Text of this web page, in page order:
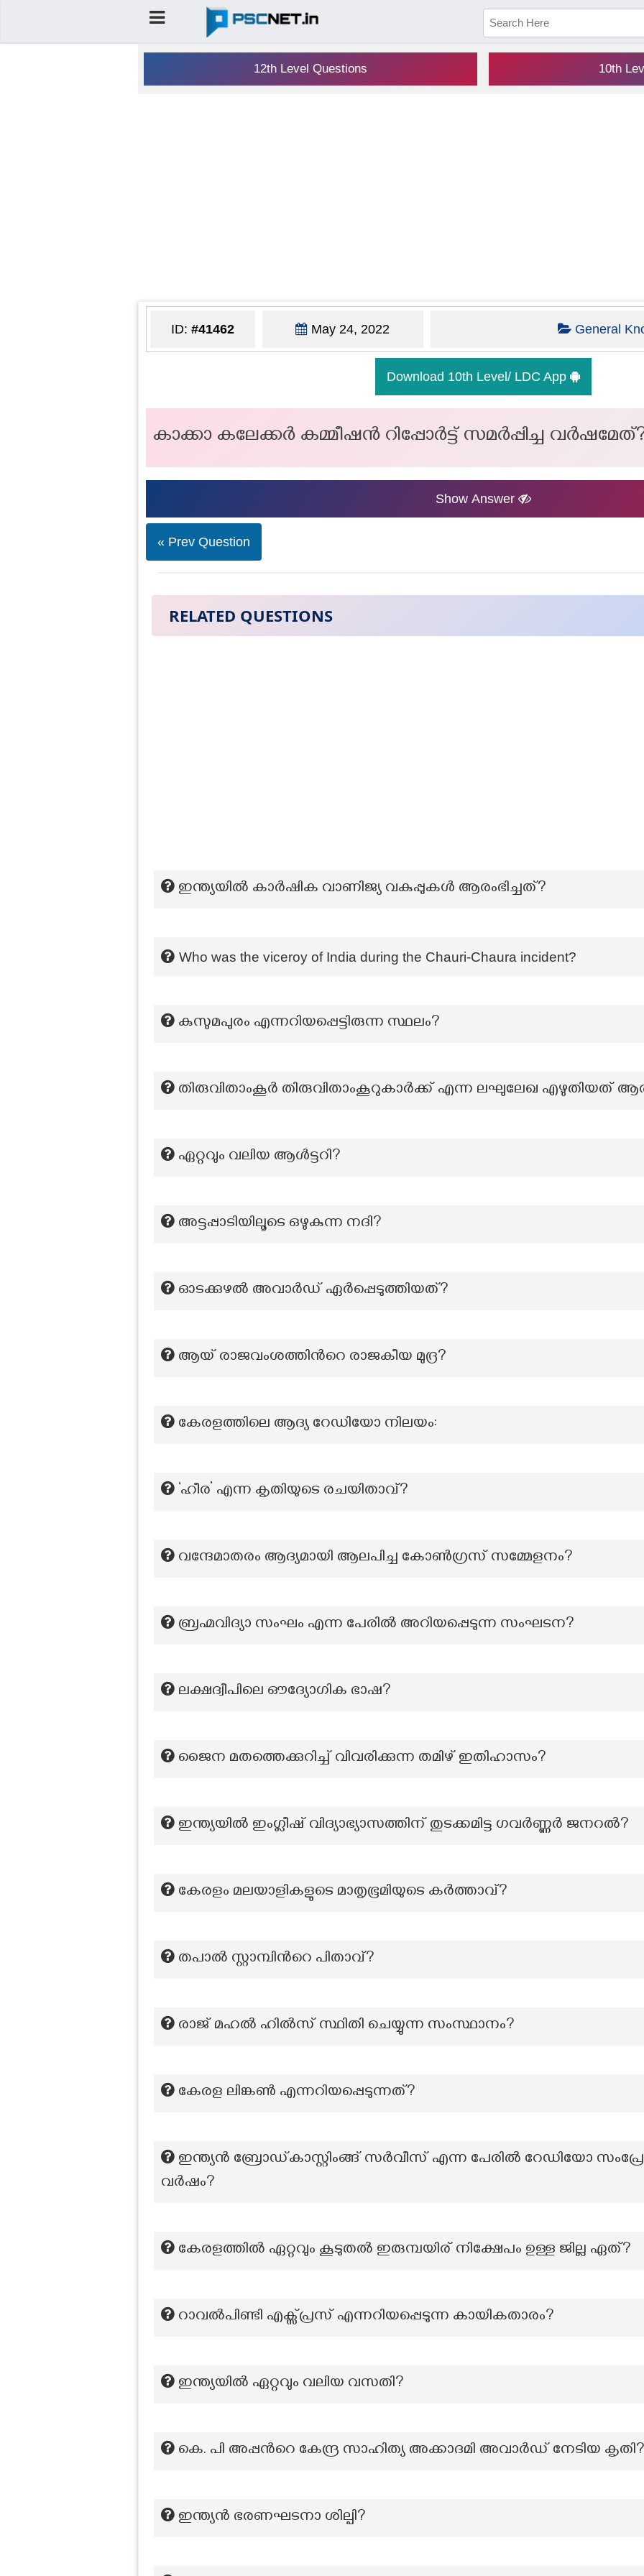
12th Level Questions 10th
ID: #41462 May 24, 2022 General
Download 10th Level/ LDC App
കാക്കാ കലേക്കർ കമ്മീഷൻ റിപ്പോർട്ട് സമർപ്പിച്ച
Show Answer
« Prev Question
RELATED QUESTIONS
ഇന്ത്യയിൽ കാർഷിക വാണിജ്യ വകുപ്പുകൾ ആരംഭിച്ചത്?
Who was the viceroy of India during the Chauri-Chaura incident?
കുസുമപുരം എന്നറിയപ്പെട്ടിരുന്ന സ്ഥലം?
തിരുവിതാംകൂർ തിരുവിതാംകൂറുകാർക്ക് എന്ന ലഘുലേഖ എഴുതിയത്
ഏറ്റവും വലിയ ആൾട്ടറി?
അട്ടപ്പാടിയിലൂടെ ഒഴുകുന്ന നദി?
ഓടക്കുഴൽ അവാർഡ് ഏർപ്പെടുത്തിയത്?
ആയ് രാജവംശത്തിന്‍റെ രാജകീയ മുദ്ര?
കേരളത്തിലെ ആദ്യ റേഡിയോ നിലയം:
‘ഹീര’ എന്ന കൃതിയുടെ രചയിതാവ്?
വന്ദേമാതരം ആദ്യമായി ആലപിച്ച കോൺഗ്രസ് സമ്മേളനം?
ബ്രഹ്മവിദ്യാ സംഘം എന്ന പേരിൽ അറിയപ്പെടുന്ന സംഘടന?
ലക്ഷദ്വീപിലെ ഔദ്യോഗിക ഭാഷ?
ജൈന മതത്തെക്കുറിച്ച് വിവരിക്കുന്ന തമിഴ് ഇതിഹാസം?
ഇന്ത്യയിൽ ഇംഗ്ലീഷ് വിദ്യാഭ്യാസത്തിന് തുടക്കമിട്ട ഗവർണ്ണർ ജനറൽ?
കേരളം മലയാളികളുടെ മാതൃഭൂമിയുടെ കർത്താവ്?
തപാൽ സ്റ്റാമ്പിന്‍റെ പിതാവ്?
രാജ് മഹൽ ഹിൽസ് സ്ഥിതി ചെയ്യുന്ന സംസ്ഥാനം?
കേരള ലിങ്കൺ എന്നറിയപ്പെടുന്നത്?
ഇന്ത്യൻ ബ്രോഡ്കാസ്റ്റിംങ്ങ് സർവീസ് എന്ന പേരിൽ റേഡിയോ
വർഷം?
കേരളത്തിൽ ഏറ്റവും കൂടുതൽ ഇരുമ്പയിര് നിക്ഷേപം ഉള്ള ജില്ല ഏത്?
റാവൽപിണ്ടി എക്സ്പ്രസ് എന്നറിയപ്പെടുന്ന കായികതാരം?
ഇന്ത്യയിൽ ഏറ്റവും വലിയ വസതി?
കെ. പി അപ്പന്‍റെ കേന്ദ്ര സാഹിത്യ അക്കാദമി അവാർഡ് നേടിയ കൃതി?
ഇന്ത്യൻ ഭരണഘടനാ ശില്പി?